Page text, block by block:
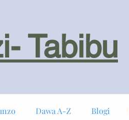
Tabibu
Dawa A-Z Blogi